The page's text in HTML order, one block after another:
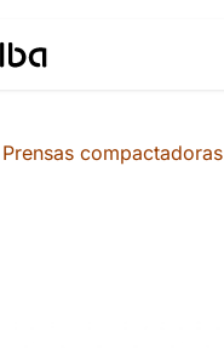
Prensas compactadoras